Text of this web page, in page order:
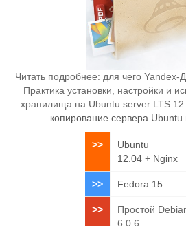
Читать подробнее: для чего Yandex-
Практика установки, настройки и
хранилища на Ubuntu server LTS
копирование сервера
>>
Ubuntu
12.04 + Nginx
>> Fedora 15
>>
Простой
6.0.6